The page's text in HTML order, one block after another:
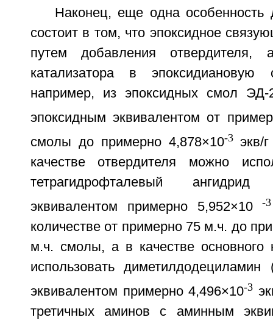
Наконец, еще одна особенность
состоит в том, что эпоксидное
путем добавления отвердителя,
катализатора в эпоксидиановую
например, из эпоксидных смол
эпоксидным эквивалентом от
смолы до примерно 4,878×10-3 экв/
качестве отвердителя можно
тетрагидрофталевый
эквивалентом примерно 5,952×10-3
количестве от примерно 75 м.ч. до
м.ч. смолы, а в качестве основного
использовать
эквивалентом примерно 4,496×10-3
третичных аминов с аминным